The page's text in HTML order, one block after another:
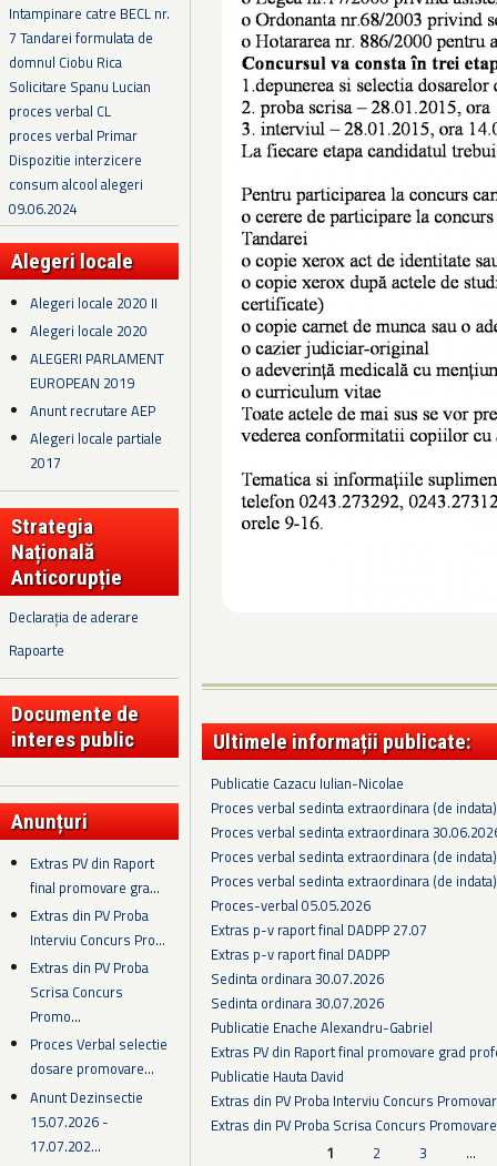
Intampinare catre BECL nr.
7 Tandarei formulata de
domnul Ciobu Rica
Solicitare Spanu Lucian
proces verbal CL
proces verbal Primar
Dispozitie interzicere
consum alcool alegeri
09.06.2024
Alegeri locale
Alegeri locale 2020 II
Alegeri locale 2020
ALEGERI PARLAMENT
EUROPEAN 2019
Anunt recrutare AEP
Alegeri locale partiale
2017
Strategia
Națională
Anticorupție
Declarația de aderare
Rapoarte
Documente de
interes public
Anunțuri
Extras PV din Raport
final promovare gra...
Extras din PV Proba
Interviu Concurs Pro...
Extras din PV Proba
Scrisa Concurs
Promo...
Proces Verbal selectie
dosare promovare...
Anunt Dezinsectie
15.07.2026 -
17.07.202...
Ultimele informații publicate:
Publicatie Cazacu Iulian-Nicolae
Proces verbal sedinta extraordinara (de
Proces verbal sedinta extraordinara
Proces verbal sedinta extraordinara (de
Proces verbal sedinta extraordinara (de
Proces-verbal 05.05.2026
Extras p-v raport final DADPP 27.07
Extras p-v raport final DADPP
Sedinta ordinara 30.07.2026
Sedinta ordinara 30.07.2026
Publicatie Enache Alexandru-Gabriel
Extras PV din Raport final promovare grad
Publicatie Hauta David
Extras din PV Proba Interviu Concurs
Extras din PV Proba Scrisa Concurs
1 2 3 …